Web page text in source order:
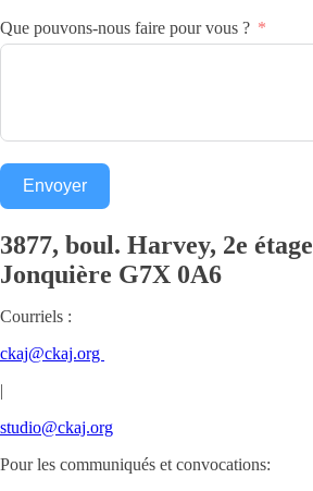
Que pouvons-nous faire pour vous ?
Envoyer
3877, boul. Harvey, 2e étage
Jonquière G7X 0A6
Courriels :
ckaj@ckaj.org
|
studio@ckaj.org
Pour les communiqués et convocations: